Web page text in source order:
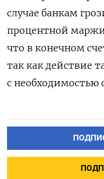
случае банкам
процентной
что в конечном
так как действие
с необходимостью